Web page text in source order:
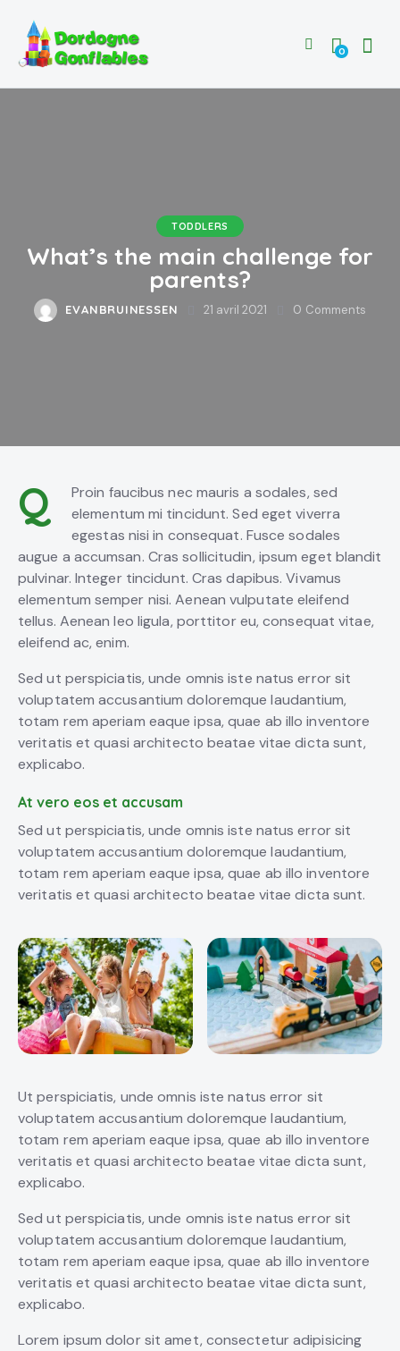
0
TODDLERS
What’s the main challenge for
parents?
EVANBRUINESSEN 21 avril 2021 0 Comments
Q
Proin faucibus nec mauris a sodales, sed
elementum mi tincidunt. Sed eget viverra
egestas nisi in consequat. Fusce sodales
augue a accumsan. Cras sollicitudin, ipsum eget blandit
pulvinar. Integer tincidunt. Cras dapibus. Vivamus
elementum semper nisi. Aenean vulputate eleifend
tellus. Aenean leo ligula, porttitor eu, consequat vitae,
eleifend ac, enim.
Sed ut perspiciatis, unde omnis iste natus error sit
voluptatem accusantium doloremque laudantium,
totam rem aperiam eaque ipsa, quae ab illo inventore
veritatis et quasi architecto beatae vitae dicta sunt,
explicabo.
At vero eos et accusam
Sed ut perspiciatis, unde omnis iste natus error sit
voluptatem accusantium doloremque laudantium,
totam rem aperiam eaque ipsa, quae ab illo inventore
veritatis et quasi architecto beatae vitae dicta sunt.
Ut perspiciatis, unde omnis iste natus error sit
voluptatem accusantium doloremque laudantium,
totam rem aperiam eaque ipsa, quae ab illo inventore
veritatis et quasi architecto beatae vitae dicta sunt,
explicabo.
Sed ut perspiciatis, unde omnis iste natus error sit
voluptatem accusantium doloremque laudantium,
totam rem aperiam eaque ipsa, quae ab illo inventore
veritatis et quasi architecto beatae vitae dicta sunt,
explicabo.
Lorem ipsum dolor sit amet, consectetur adipisicing